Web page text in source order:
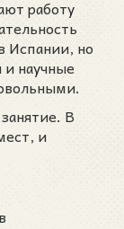
работу
Испании, но
научные
В
и